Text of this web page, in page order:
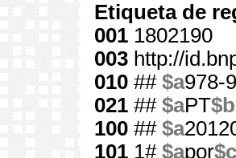
Etiqueta de
001 1802190
003 http://
010 ## $a978-
021 ## $aPT$b
100 ## $a
101 1# $apor$c